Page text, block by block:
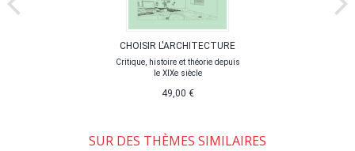
CHOISIR L'ARCHITECTURE
Critique, histoire et théorie depuis
le XIXe siècle
49,00 €
SUR DES THÈMES SIMILAIRES